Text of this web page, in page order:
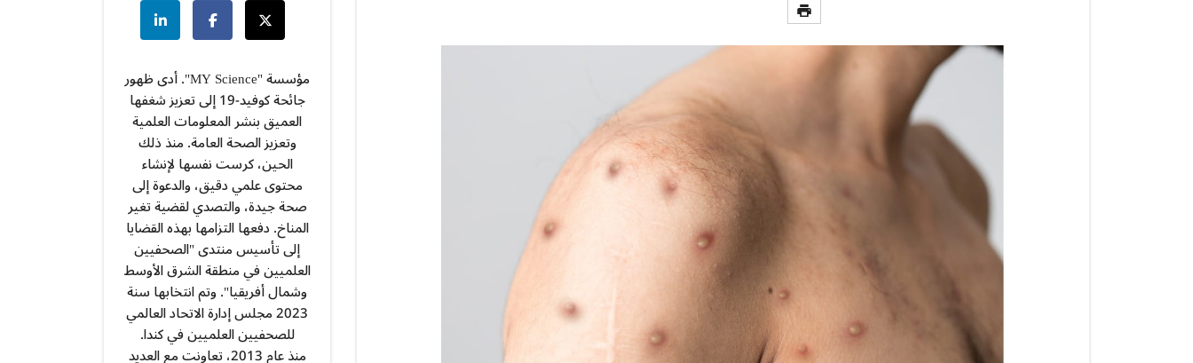
مؤسسة "MY Science". أدى ظهور
جائحة كوفيد-19 إلى تعزيز شغفها
العميق بنشر المعلومات العلمية
وتعزيز الصحة العامة. منذ ذلك
الحين، كرست نفسها لإنشاء
محتوى علمي دقيق، والدعوة إلى
صحة جيدة، والتصدي لقضية تغير
المناخ. دفعها التزامها بهذه القضايا
إلى تأسيس منتدى "الصحفيين
العلميين في منطقة الشرق الأوسط
وشمال أفريقيا". وتم انتخابها سنة
2023 مجلس إدارة الاتحاد العالمي
للصحفيين العلميين في كندا.
منذ عام 2013، تعاونت مع العديد